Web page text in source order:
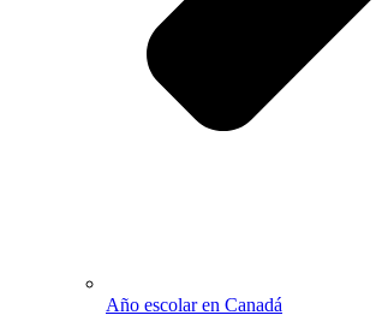
Año escolar en Canadá